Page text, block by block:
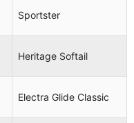
Sportster
Super Glide
Sportster
Heritage Softail
Electra Glide Classic